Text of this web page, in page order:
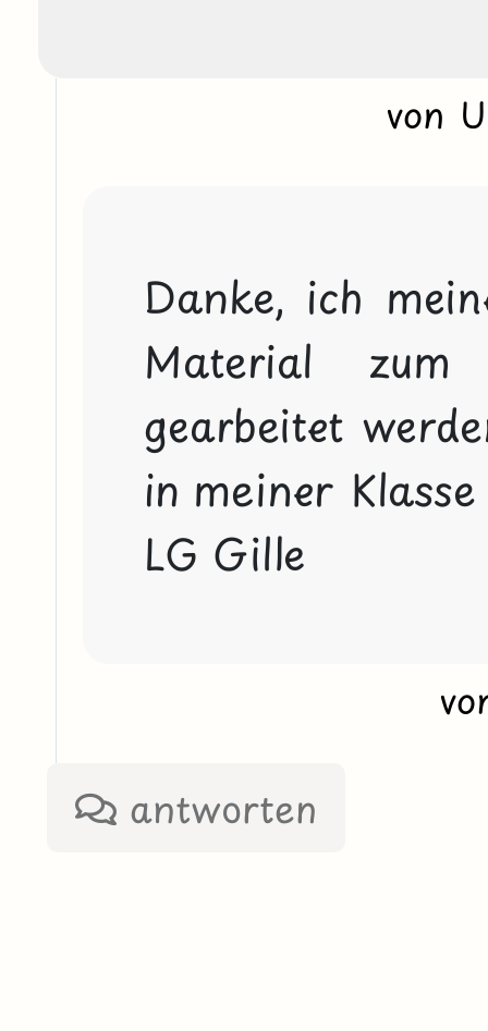
von
Danke, ich
Material
gearbeitet
in meiner Klasse
LG Gille
antworten